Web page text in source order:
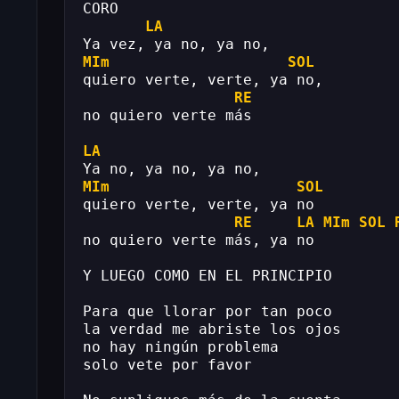
CORO
LA
Ya vez, ya no, ya no,
MIm
SOL
quiero verte, verte, ya no,
RE
no quiero verte más
LA
Ya no, ya no, ya no,
MIm
SOL
quiero verte, verte, ya no
RE
LA MIm SOL
no quiero verte más, ya no
Y LUEGO COMO EN EL PRINCIPIO
Para que llorar por tan poco
la verdad me abriste los ojos
no hay ningún problema
solo vete por favor